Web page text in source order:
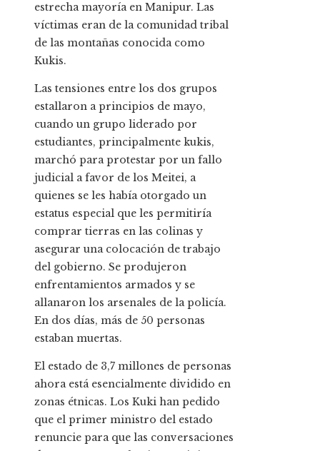
estrecha mayoría en Manipur. Las
víctimas eran de la comunidad tribal
de las montañas conocida como
Kukis.
Las tensiones entre los dos grupos
estallaron a principios de mayo,
cuando un grupo liderado por
estudiantes, principalmente kukis,
marchó para protestar por un fallo
judicial a favor de los Meitei, a
quienes se les había otorgado un
estatus especial que les permitiría
comprar tierras en las colinas y
asegurar una colocación de trabajo
del gobierno. Se produjeron
enfrentamientos armados y se
allanaron los arsenales de la policía.
En dos días, más de 50 personas
estaban muertas.
El estado de 3,7 millones de personas
ahora está esencialmente dividido en
zonas étnicas. Los Kuki han pedido
que el primer ministro del estado
renuncie para que las conversaciones